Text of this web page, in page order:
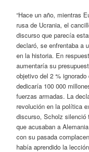
“Hace un año, mientras
rusa de Ucrania, el
discurso que parecía
declaró, se enfrentaba a
en la historia. En
aumentaría su
objetivo del 2 %
dedicaría 100 000
fuerzas armadas. La
revolución en la política
discurso, Scholz silenció
que acusaban a
con su pasada
había aprendido la